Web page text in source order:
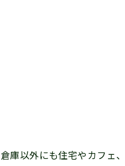
庫以外にも住宅やカフェ